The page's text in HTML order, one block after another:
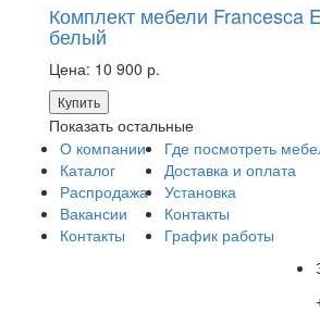
Комплект мебели Francesca
белый
Цена: 10 900 р.
Купить
Показать остальные
О компании
Каталог
Распродажа
Вакансии
Контакты
Где посмотреть
Доставка и оплата
Установка
Контакты
График работы